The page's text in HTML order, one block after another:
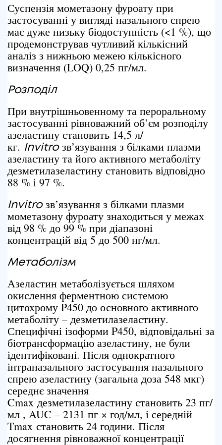
Суспензія мометазону фуроату при
застосуванні у вигляді назального спрею
має дуже низьку біодоступність (<1 %), що
продемонстрував чутливий кількісний
аналіз з нижньою межею кількісного
визначення (LOQ) 0,25 пг/мл.
Розподіл
При внутрішньовенному та пероральному
застосуванні рівноважний об’єм розподілу
азеластину становить 14,5 л/
кг. Invitroзв’язування з білками плазми
азеластину та його активного метаболіту
дезметилазеластину становить відповідно
88 % і 97 %.
Invitroзв’язування з білками плазми
мометазону фуроату знаходиться у межах
від 98 % до 99 % при діапазоні
концентрацій від 5 до 500 нг/мл.
Метаболізм
Азеластин метаболізується шляхом
окислення ферментною системою
цитохрому P450 до основного активного
метаболіту – дезметилазеластину.
Специфічні ізоформи P450, відповідальні за
біотрансформацію азеластину, не були
ідентифіковані. Після однократного
інтраназального застосування назального
спрею азеластину (загальна доза 548 мкг)
середнє значення
Cmax дезметилазеластину становить 23 пг/
мл , AUC – 2131 пг × год/мл, і середній
Tmax становить 24 години. Після
досягнення рівноважної концентрації